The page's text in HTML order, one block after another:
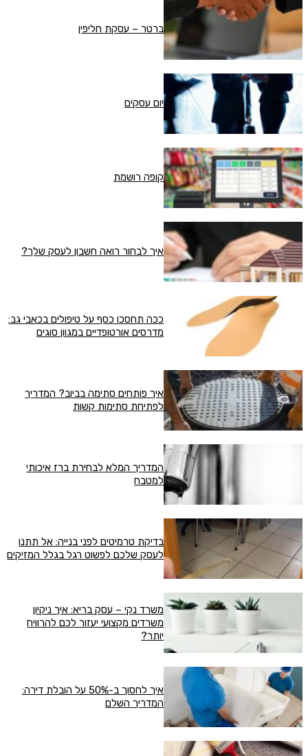
ברטר – עסקת חליפין
יום עסקים
קופה רושמת
איך לבחור רואה חשבון לעסק שלך?
ככה תחסכו כסף על טיפולים בכאבי גב:
מדרסים אורטופדיים במגוון סוגים
איך פותחים סתימה בביוב? המדריך
לפתיחת סתימות קשות
המדריך המלא לבחירת ברז איכותי
למטבח
בדיקת טרמיטים לפני בנייה: אל תתנו
לעסק שלכם לפשוט רגל בגלל המזיקים
משרד נקי – עסק בריא: איך ניקיון
משרדים מקצועי יעזור לכם להרוויח
יותר?
איך לחסוך ב-50% על הובלת דירה:
המדריך השלם